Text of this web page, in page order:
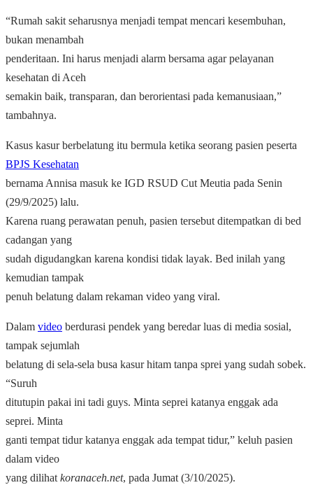
“Rumah sakit seharusnya menjadi tempat mencari kesembuhan,
bukan menambah
penderitaan. Ini harus menjadi alarm bersama agar pelayanan
kesehatan di Aceh
semakin baik, transparan, dan berorientasi pada kemanusiaan,”
tambahnya.
Kasus kasur berbelatung itu bermula ketika seorang pasien peserta
BPJS Kesehatan
bernama Annisa masuk ke IGD RSUD Cut Meutia pada Senin
(29/9/2025) lalu.
Karena ruang perawatan penuh, pasien tersebut ditempatkan di bed
cadangan yang
sudah digudangkan karena kondisi tidak layak. Bed inilah yang
kemudian tampak
penuh belatung dalam rekaman video yang viral.
Dalam video berdurasi pendek yang beredar luas di media sosial,
tampak sejumlah
belatung di sela-sela busa kasur hitam tanpa sprei yang sudah sobek.
“Suruh
ditutupin pakai ini tadi guys. Minta seprei katanya enggak ada
seprei. Minta
ganti tempat tidur katanya enggak ada tempat tidur,” keluh pasien
dalam video
yang dilihat koranaceh.net, pada Jumat (3/10/2025).